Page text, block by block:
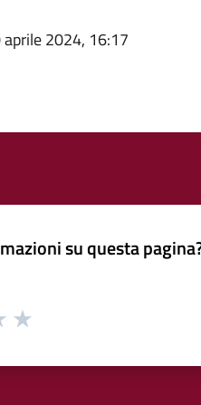
aprile 2024, 16:17
su questa